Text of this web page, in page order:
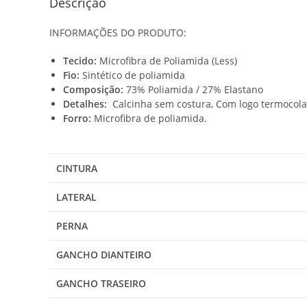
INFORMAÇÕES DO PRODUTO:
Tecido: Microfibra de Poliamida (Less)
Fio: Sintético de poliamida
Composição: 73% Poliamida / 27% Elastano
Detalhes: Calcinha sem costura, Com logo
Forro: Microfibra de poliamida.
CINTURA
LATERAL
PERNA
GANCHO DIANTEIRO
GANCHO TRASEIRO